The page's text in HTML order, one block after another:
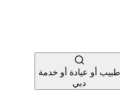
طبيب أو عيادة أو خدمة
دبي